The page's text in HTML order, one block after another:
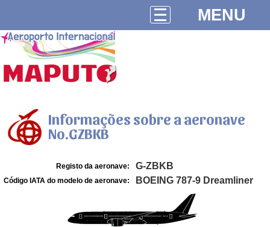
MENU
Informações sobre a aeronave
No.GZBKB
Registo da aeronave: G-ZBKB
Código IATA do modelo de aeronave: BOEING 787-9 Dreamliner